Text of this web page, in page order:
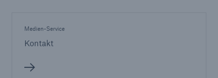
Medien-Service
Kontakt
Kerngruppe von Ländern soll beim Klimaschutz
vorangehen
Neue Versicherungsleistungen für vom
Klimawandel besonders betroffenen Staaten